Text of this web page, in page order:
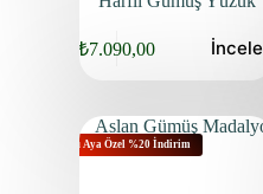
₺7.090,00 İncele
Bu Aya Özel %20 İndirim